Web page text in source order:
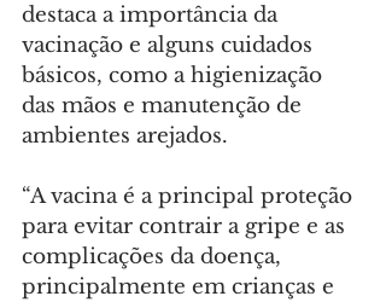
destaca a importância da
vacinação e alguns cuidados
básicos, como a higienização
das mãos e manutenção de
ambientes arejados.
“A vacina é a principal proteção
para evitar contrair a gripe e as
complicações da doença,
principalmente em crianças e